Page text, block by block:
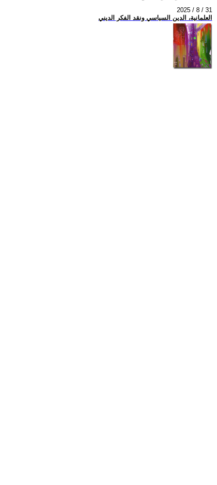
2025 / 8 / 31
العلمانية، الدين السياسي ونقد الفكر الديني